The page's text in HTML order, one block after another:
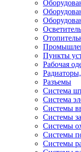
Пункты
Рабочая
Разъемы
Система
Система
Системы
Системы
Системы
Системы
Системы